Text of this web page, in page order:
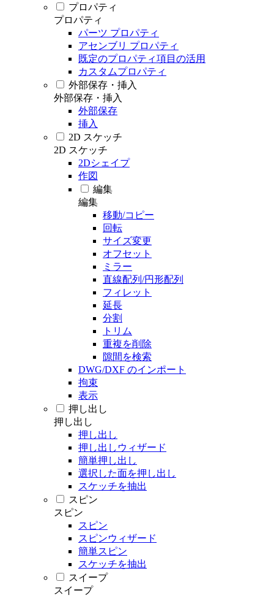
プロパティ
プロパティ
パーツ プロパティ
アセンブリ プロパティ
既定のプロパティ項目の活用
カスタムプロパティ
外部保存・挿入
外部保存・挿入
外部保存
挿入
2D スケッチ
2D スケッチ
2Dシェイプ
作図
編集
編集
移動/コピー
回転
サイズ変更
オフセット
ミラー
直線配列/円形配列
フィレット
延長
分割
トリム
重複を削除
隙間を検索
DWG/DXF のインポート
拘束
表示
押し出し
押し出し
押し出し
押し出しウィザード
簡単押し出し
選択した面を押し出し
スケッチを抽出
スピン
スピン
スピン
スピンウィザード
簡単スピン
スケッチを抽出
スイープ
スイープ